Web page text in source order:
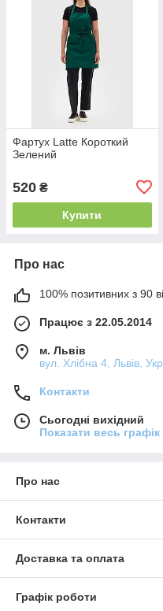
Фартух Latte Короткий
Зелений
520 ₴
Купити
Про нас
100% позитивних з 90
Працює з 22.05.2014
м. Львів
вул. Хлібна 4, Львів,
Контакти
Сьогодні вихідний
Показати весь
Про нас
Контакти
Доставка та оплата
Графік роботи